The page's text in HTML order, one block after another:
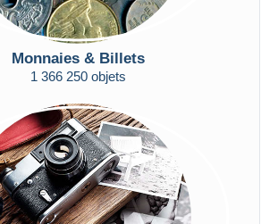
Monnaies & Billets
1 366 250 objets